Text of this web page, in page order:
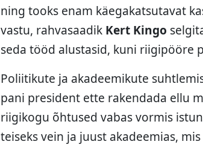
ning tooks enam käegakatsutavat
vastu, rahvasaadik Kert Kingo
seda tööd alustasid, kuni riigipööre
Poliitikute ja akadeemikute
pani president ette rakendada ellu
riigikogu õhtused vabas vormis
teiseks vein ja juust akadeemias,